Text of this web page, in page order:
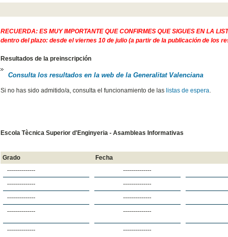
RECUERDA: ES MUY IMPORTANTE QUE CONFIRMES QUE SIGUES EN LA
dentro del plazo: desde el viernes 10 de julio (a partir de la publicación de los
Resultados de la preinscripción
Consulta los resultados en la web de la Generalitat Valenciana
Si no has sido admitido/a, consulta el funcionamiento de las listas de espera
Escola Tècnica Superior d'Enginyeria - Asambleas Informativas
Grado Fecha
--------------
--------------
-------------- --------------
--------------
--------------
--------------
--------------
-------------- --------------